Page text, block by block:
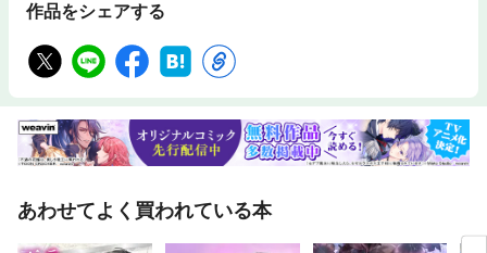
作品をシェアする
あわせてよく買われている本